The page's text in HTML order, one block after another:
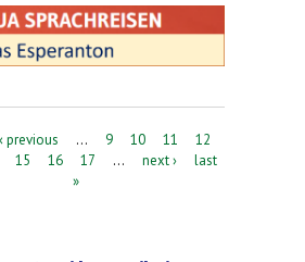
‹ previous … 9 10 11
12
15 16 17 … next ›
last
»